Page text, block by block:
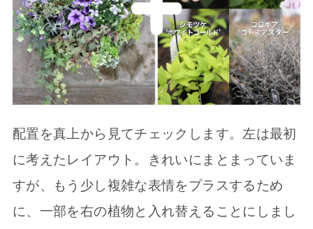
配置を真上から見てチェックします。左は最初
に考えたレイアウト。きれいにまとまっていま
すが、もう少し複雑な表情をプラスするため
に、一部を右の植物と入れ替えることにしまし